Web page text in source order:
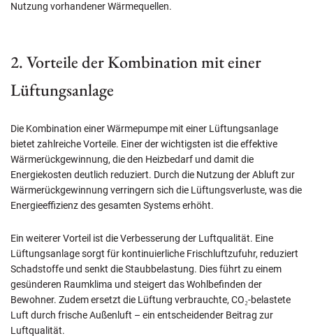
Nutzung vorhandener Wärmequellen.
2. Vorteile der Kombination mit einer
Lüftungsanlage
Die Kombination einer Wärmepumpe mit einer Lüftungsanlage
bietet zahlreiche Vorteile. Einer der wichtigsten ist die effektive
Wärmerückgewinnung, die den Heizbedarf und damit die
Energiekosten deutlich reduziert. Durch die Nutzung der Abluft zur
Wärmerückgewinnung verringern sich die Lüftungsverluste, was die
Energieeffizienz des gesamten Systems erhöht.
Ein weiterer Vorteil ist die Verbesserung der Luftqualität. Eine
Lüftungsanlage sorgt für kontinuierliche Frischluftzufuhr, reduziert
Schadstoffe und senkt die Staubbelastung. Dies führt zu einem
gesünderen Raumklima und steigert das Wohlbefinden der
Bewohner. Zudem ersetzt die Lüftung verbrauchte, CO₂-belastete
Luft durch frische Außenluft – ein entscheidender Beitrag zur
Luftqualität.